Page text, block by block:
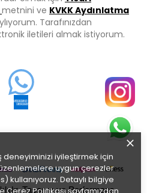
deneyiminizi iyileştirmek için
uygun çerezler
kullanıyoruz. Detaylı bilgiye
metnini ve KVKK Aydınlatma
Tarafınızdan
iletileri almak istiyorum.
Tasarım ve Performans